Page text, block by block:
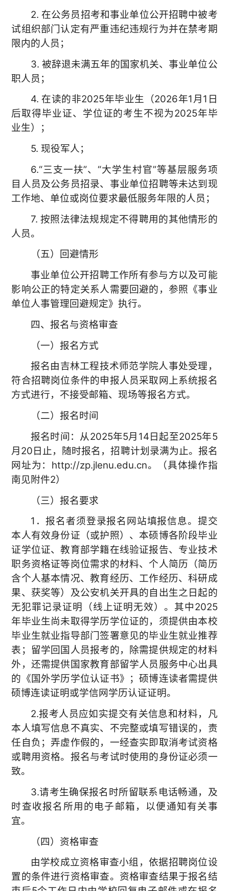
2. 在公务员招考和事业单位公开招聘中被考
试组织部门认定有严重违纪违规行为并在禁考期
限内的人员；
3. 被辞退未满五年的国家机关、事业单位公
职人员；
4. 在读的非2025年毕业生（2026年1月1日
后取得毕业证、学位证的考生不视为2025年毕
业生）；
5. 现役军人；
6.“三支一扶”、“大学生村官”等基层服务项
目人员及公务员招录、事业单位招聘等未达到现
工作地、单位或岗位要求最低服务年限的人员；
7. 按照法律法规规定不得聘用的其他情形的
人员。
（五）回避情形
事业单位公开招聘工作所有参与方以及可能
影响公正的特定关系人需要回避的，参照《事业
单位人事管理回避规定》执行。
四、报名与资格审查
（一）报名方式
报名由吉林工程技术师范学院人事处受理，
符合招聘岗位条件的申报人员采取网上系统报名
方式进行，不接受邮箱、现场等报名方式。
（二）报名时间
报名时间：从2025年5月14日起至2025年5
月20日止，随时报名，招聘计划录满为止。报名
网址为：http://zp.jlenu.edu.cn。（具体操作指
南见附件2）
（三）报名要求
1．报名者须登录报名网站填报信息。提交
本人有效身份证（或护照）、本硕博各阶段毕业
证学位证、教育部学籍在线验证报告、专业技术
职务资格证等岗位需求的材料、个人简历（简历
含个人基本情况、教育经历、工作经历、科研成
果、获奖等）及公安机关开具的自出生之日起的
无犯罪记录证明（线上证明无效）。其中2025
年毕业生尚未取得学历学位证的，须提供由本校
毕业生就业指导部门签署意见的毕业生就业推荐
表；留学回国人员报考的，除需提供规定的材料
外，还需提供国家教育部留学人员服务中心出具
的《国外学历学位认证书》；硕博连读者需提供
硕博连读证明或学信网学历认证证明。
2.报考人员应如实提交有关信息和材料，凡
本人填写信息不真实、不完整或填写错误的，责
任自负；弄虚作假的，一经查实即取消考试资格
或聘用资格。报名与考试时使用的身份证必须一
致。
3.请考生确保报名时所留联系电话畅通，及
时查收报名所用的电子邮箱，以便通知有关事
宜。
（四）资格审查
由学校成立资格审查小组，依据招聘岗位设
置的条件进行资格审查。资格审查结果于报名结